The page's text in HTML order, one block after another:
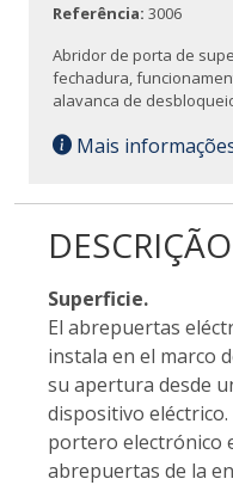
Referência: 3006
Abridor de porta de
fechadura,
alavanca de
Mais
DESCRIÇÃO
Superficie.
El abrepuertas
instala en el marco
su apertura desde
dispositivo
portero electrónico
abrepuertas de la